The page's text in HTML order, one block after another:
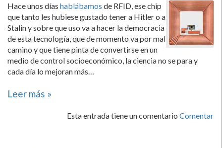
Hace unos dí­as hablábamos de RFID, ese chip
que tanto les hubiese gustado tener a Hitler o a
Stalin y sobre que uso va a hacer la democracia
de esta tecnologí­a, que de momento va por mal
camino y que tiene pinta de convertirse en un
medio de control socioeconómico, la ciencia no se para y
cada dí­a lo mejoran más…
Leer más »
Esta entrada tiene un comentario Comentar